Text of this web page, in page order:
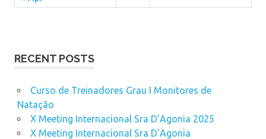
RECENT POSTS
Curso de Treinadores Grau I Monitores de
Natação
X Meeting Internacional Sra D’Agonia 2025
X Meeting Internacional Sra D’Agonia